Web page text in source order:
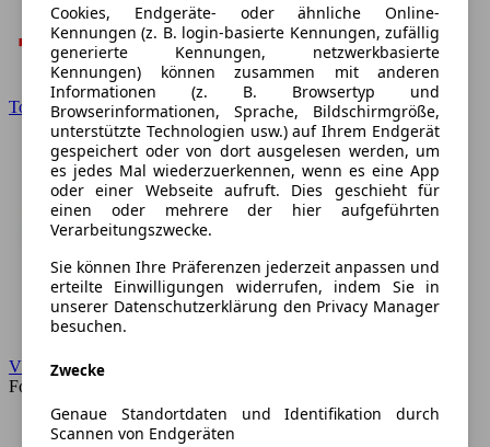
Toyota
VW
Forum
Cookies, Endgeräte- oder ähnliche Online-
Kennungen (z. B. login-basierte Kennungen, zufällig
generierte Kennungen, netzwerkbasierte
Kennungen) können zusammen mit anderen
Informationen (z. B. Browsertyp und
Browserinformationen, Sprache, Bildschirmgröße,
unterstützte Technologien usw.) auf Ihrem Endgerät
gespeichert oder von dort ausgelesen werden, um
es jedes Mal wiederzuerkennen, wenn es eine App
oder einer Webseite aufruft. Dies geschieht für
einen oder mehrere der hier aufgeführten
Verarbeitungszwecke.
Sie können Ihre Präferenzen jederzeit anpassen und
erteilte Einwilligungen widerrufen, indem Sie in
unserer Datenschutzerklärung den Privacy Manager
besuchen.
Zwecke
Genaue Standortdaten und Identifikation durch
Scannen von Endgeräten